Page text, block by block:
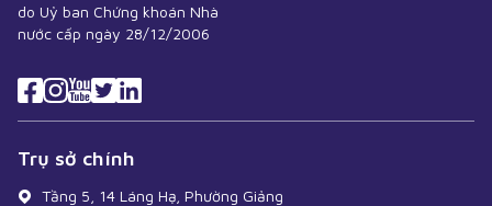
do Uỷ ban Chứng khoán Nhà
nước cấp ngày 28/12/2006
Trụ sở chính
Tầng 5, 14 Láng Hạ, Phường Giảng